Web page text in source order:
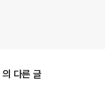
의 다른 글